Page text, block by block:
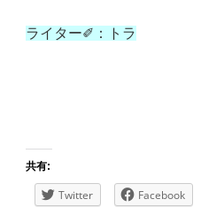
ライター✐：トラ
共有:
Twitter Facebook